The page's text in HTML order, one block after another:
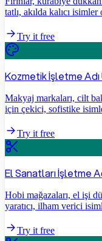
tatlı, akılda kalıcı
Try it free
Kozmetik İşletme
Makyaj markaları, cilt
için çekici, sofistike
Try it free
El Sanatları İşletme
Hobi mağazaları, el işi
yaratıcı, ilham verici
Try it free